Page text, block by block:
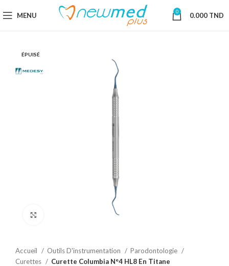
MENU 0 0.000 TND
ÉPUISÉ
Accueil Outils D'instrumentation
Parodontologie
Curettes
Curette Columbia N°4 HL8 En Titane